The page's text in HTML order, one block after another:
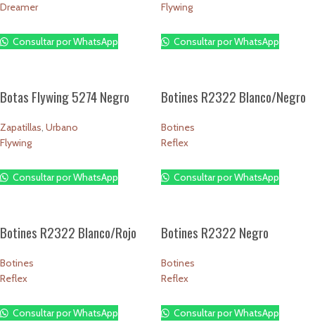
Dreamer
Consultar por WhatsApp
Flywing
Consultar por WhatsApp
Botas Flywing 5274 Negro
Zapatillas, Urbano
Flywing
Consultar por WhatsApp
Botines R2322 Blanco/Negro
Botines
Reflex
Consultar por WhatsApp
Botines R2322 Blanco/Rojo
Botines
Reflex
Consultar por WhatsApp
Botines R2322 Negro
Botines
Reflex
Consultar por WhatsApp